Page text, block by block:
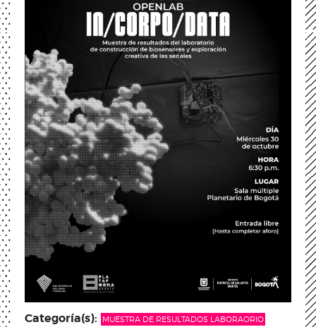
Categoría(s): MUESTRA DE RESULTADOS LABORAORIO